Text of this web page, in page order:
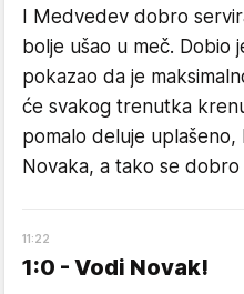
I Medvedev dobro
bolje ušao u meč. Dobio
pokazao da je
će svakog trenutka
pomalo deluje
Novaka, a tako se dobro
11:22
1:0 - Vodi Novak!